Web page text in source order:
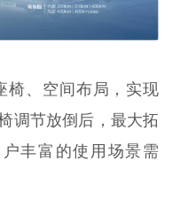
椅、空间布局，实现
调节放倒后，最大拓
丰富的使用场景需